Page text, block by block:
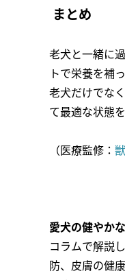
まとめ
老犬と一緒に
トで栄養を補
老犬だけでな
て最適な状態
（医療監修：
愛犬の健やか
コラムで解説
防、皮膚の健